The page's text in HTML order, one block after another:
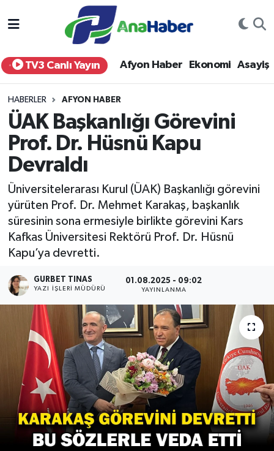
TV3 Canlı Yayın Afyon Haber Ekonomi Asayiş
HABERLER AFYON HABER
ÜAK Başkanlığı Görevini
Prof. Dr. Hüsnü Kapu
Devraldı
Üniversitelerarası Kurul (ÜAK) Başkanlığı görevini
yürüten Prof. Dr. Mehmet Karakaş, başkanlık
süresinin sona ermesiyle birlikte görevini Kars
Kafkas Üniversitesi Rektörü Prof. Dr. Hüsnü
Kapu’ya devretti.
GURBET TINAS
YAZI İŞLERI MÜDÜRÜ
01.08.2025 - 09:02
YAYINLANMA
Yurt Haber
Afyon Haber
Siyaset
Spor
Eğitim
Sağlık
Yaşam
Afyonkarahisar Nöbetçi Eczaneler
Afyonkarahisar Hava Durumu
Afyonkarahisar Trafik Yoğunluk Haritası
Süper Lig Puan Durumu ve Fikstür
Tüm Manşetler
Son Dakika Haberleri